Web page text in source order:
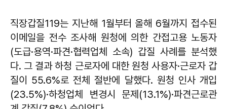
직장갑질119는 지난해 1월부터 올해 6월까지 접수된
이메일을 전수 조사해 원청에 의한 간접고용 노동자
(도급·용역·파견·협력업체 소속) 갑질 사례를 분석했
다. 그 결과 하청 근로자에 대한 원청 사용자·근로자 갑
질이 55.6%로 전체 절반에 달했다. 원청 인사 개입
(23.5%)·하청업체 변경시 문제(13.1%)·파견근로관